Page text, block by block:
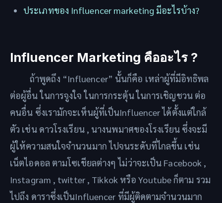
ประเภทของ Influencer marketing มีอะไรบ้าง?
Influencer Marketing คืออะไร ?
ถ้าพูดถึง “Influencer” นั้นก็คือ เหล่าผู้ที่มีอิทธิพล
ต่อผู้อื่น ในการจูงใจ ในการกระตุ้น ในการเชิญชวน ต่อ
คนอื่น ซึ่งเรามักจะเห็นผู้ที่เป็นInfluencer ได้ตั้งแต่ใกล้
ตัว เช่น ดาวโรงเรียน , นางนพมาศของโรงเรียน ซึ่งจะมี
ผู้ให้ความสนใจจำนวนมาก ไปจนระดับที่ไกลขึ้น เช่น
เน็ตไอดอล ตามโซเชียลต่างๆ ไม่ว่าจะเป็น Facebook ,
Instagram , twitter , Tikkok หรือ Youtube ก็ตาม รวม
ไปถึง ดาราซึ่งเป็นInfluencer ที่มีผู้ติดตามจำนวนมาก